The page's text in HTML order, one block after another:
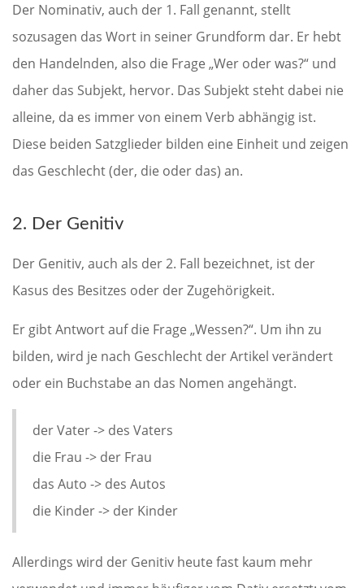
Der Nominativ, auch der 1. Fall genannt, stellt
sozusagen das Wort in seiner Grundform dar. Er hebt
den Handelnden, also die Frage „Wer oder was?“ und
daher das Subjekt, hervor. Das Subjekt steht dabei nie
alleine, da es immer von einem Verb abhängig ist.
Diese beiden Satzglieder bilden eine Einheit und zeigen
das Geschlecht (der, die oder das) an.
2. Der Genitiv
Der Genitiv, auch als der 2. Fall bezeichnet, ist der
Kasus des Besitzes oder der Zugehörigkeit.
Er gibt Antwort auf die Frage „Wessen?“. Um ihn zu
bilden, wird je nach Geschlecht der Artikel verändert
oder ein Buchstabe an das Nomen angehängt.
der Vater -> des Vaters
die Frau -> der Frau
das Auto -> des Autos
die Kinder -> der Kinder
Allerdings wird der Genitiv heute fast kaum mehr